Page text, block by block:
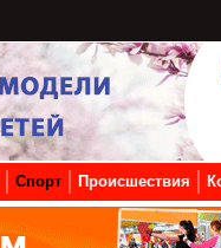
Спорт Происшествия